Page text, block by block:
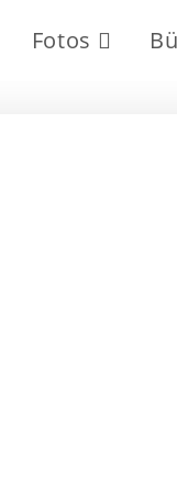
Fotos